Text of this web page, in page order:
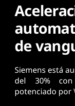
de
Siemens está
del 30% con
potenciado por